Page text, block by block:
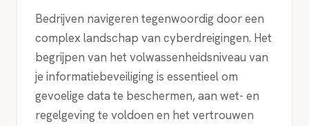
Bedrijven navigeren tegenwoordig door een
complex landschap van cyberdreigingen. Het
begrijpen van het volwassenheidsniveau van
je informatiebeveiliging is essentieel om
gevoelige data te beschermen, aan wet- en
regelgeving te voldoen en het vertrouwen